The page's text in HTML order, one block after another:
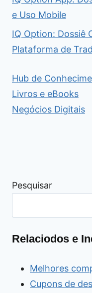
e Uso Mobile
IQ Option: Dossiê
Plataforma de
Hub de
Livros e eBooks
Negócios Digitais
Pesquisar
Relaciodos e
Melhores
Cupons de